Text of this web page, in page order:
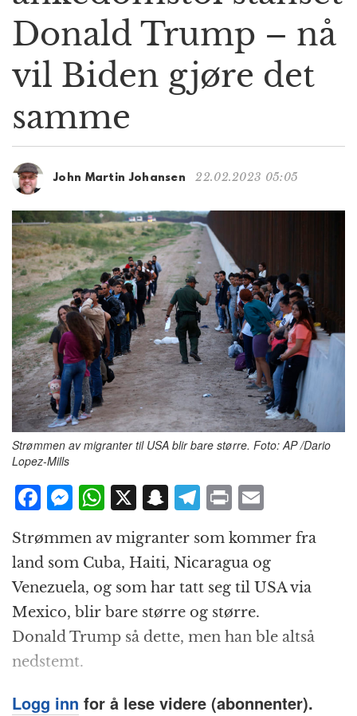
a
t
o
Donald Trump – nå
vil Biden gjøre det
samme
John Martin Johansen 22.02.2023 05:05
Strømmen av migranter til USA blir bare større. Foto: AP /Dario
Lopez-Mills
F
c
e
b
o
o
k
M
ss
e
n
g
e
r
W
at
s
A
p
p
X S
a
p
c
h
at
T
e
g
r
a
m
P
n
t
ai
l
Strømmen av migranter som kommer fra
land som Cuba, Haiti, Nicaragua og
Venezuela, og som har tatt seg til USA via
Mexico, blir bare større og større.
Donald Trump så dette, men han ble altså
nedstemt.
Logg inn for å lese videre (abonnenter).